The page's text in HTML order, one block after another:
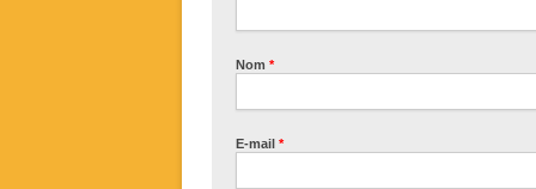
Nom *
E-mail *